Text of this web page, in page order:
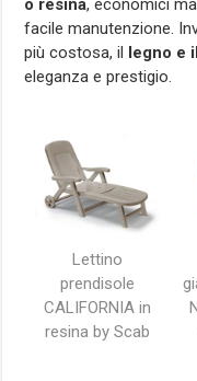
o resina, economici
facile manutenzione.
più costosa, il
legno e
eleganza e prestigio.
Lettino
prendisole
CALIFORNIA in
resina by Scab